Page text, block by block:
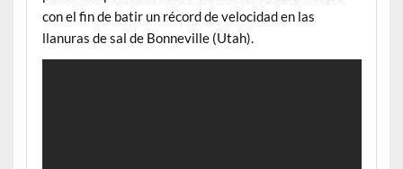
con el fin de batir un récord de velocidad en las
llanuras de sal de Bonneville (Utah).